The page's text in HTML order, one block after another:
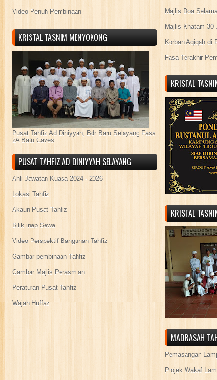
Video Penuh Pembinaan
KRISTAL TASNIM MENYOKONG
Pusat Tahfiz Ad Diniyyah, Bdr Baru Selayang Fasa
2A Batu Caves
PUSAT TAHFIZ AD DINIYYAH SELAYANG
Ahli Jawatan Kuasa 2024 - 2026
Lokasi Tahfiz
Akaun Pusat Tahfiz
Bilik inap Sewa
Video Perspektif Bangunan Tahfiz
Gambar pembinaan Tahfiz
Gambar Majlis Perasmian
Peraturan Pusat Tahfiz
Wajah Huffaz
Majlis Doa
Majlis Khatam 30
Korban Aqiqah di
Fasa Terakhir
KRISTAL
KRISTAL
MADRASAH
Pemasangan
Projek Wakaf